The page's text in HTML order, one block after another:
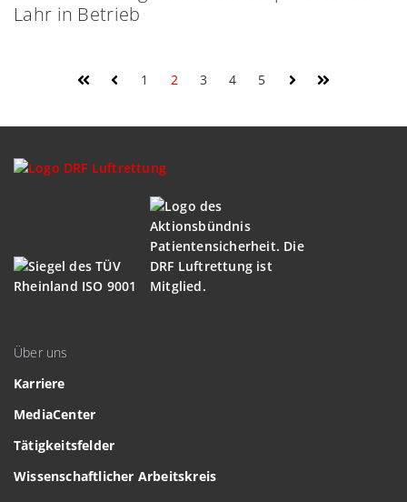
Lahr in Betrieb
1 2 3 4 5
Über uns
Karriere
MediaCenter
Tätigkeitsfelder
Wissenschaftlicher Arbeitskreis